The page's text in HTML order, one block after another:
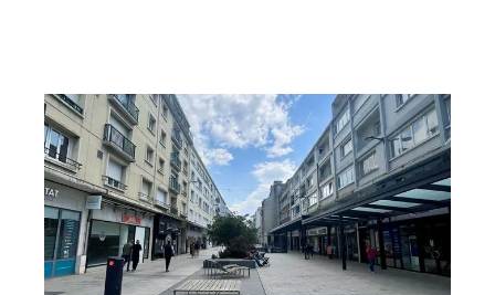
BOULOGNE SUR MER 62
49 m2, 2 pièces
Ref : 18497
Appartement F3 à vendre
107 000 €